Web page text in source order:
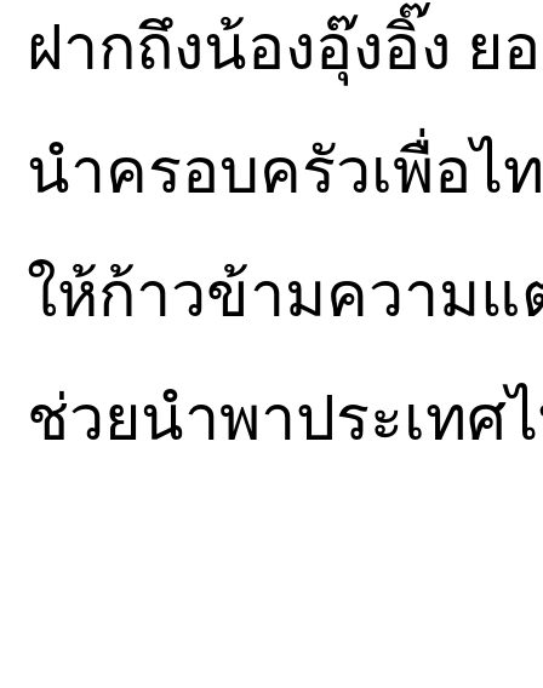
ฝากถึงน้องอุ๊งอิ๊ง
นำครอบครัวเพื่อไ
ให้ก้าวข้ามความแ
ช่วยนำพาประเท